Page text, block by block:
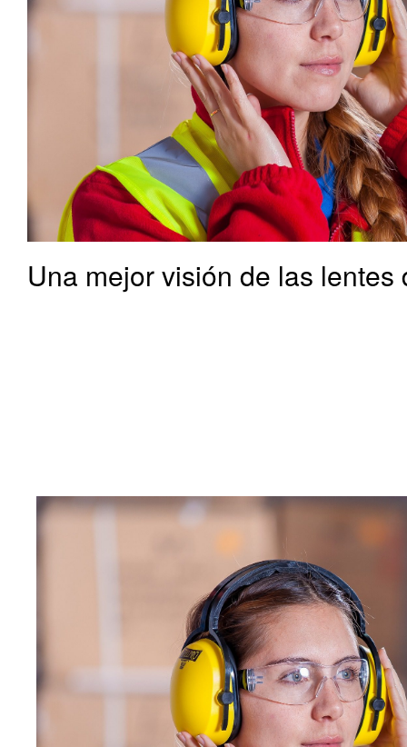
Una mejor visión de las